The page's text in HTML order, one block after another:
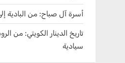
أسرة آل صباح: من البادية
تاريخ الدينار الكويتي: من
سيادية